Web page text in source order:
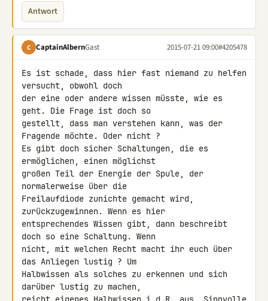
Antwort
C CaptainAlbernGast 2015-07-21 09:00#4205478
Es ist schade, dass hier fast niemand zu helfen
versucht, obwohl doch
der eine oder andere wissen müsste, wie es
geht. Die Frage ist doch so
gestellt, dass man verstehen kann, was der
Fragende möchte. Oder nicht ?
Es gibt doch sicher Schaltungen, die es
ermöglichen, einen möglichst
großen Teil der Energie der Spule, der
normalerweise über die
Freilaufdiode zunichte gemacht wird,
zurückzugewinnen. Wenn es hier
entsprechendes Wissen gibt, dann beschreibt
doch so eine Schaltung. Wenn
nicht, mit welchen Recht macht ihr euch über
das Anliegen lustig ? Um
Halbwissen als solches zu erkennen und sich
darüber lustig zu machen,